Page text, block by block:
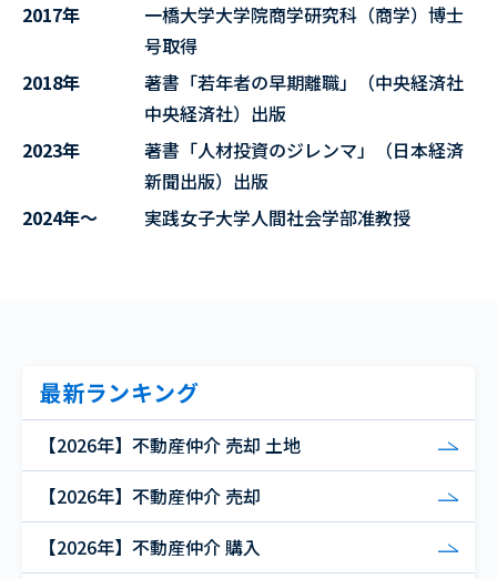
2017年
一橋大学大学院商学研究科（商学）博士
号取得
2018年
著書「若年者の早期離職」（中央経済社
中央経済社）出版
2023年
著書「人材投資のジレンマ」（日本経済
新聞出版）出版
2024年～
実践女子大学人間社会学部准教授
最新ランキング
【2026年】不動産仲介 売却 土地
【2026年】不動産仲介 売却
【2026年】不動産仲介 購入